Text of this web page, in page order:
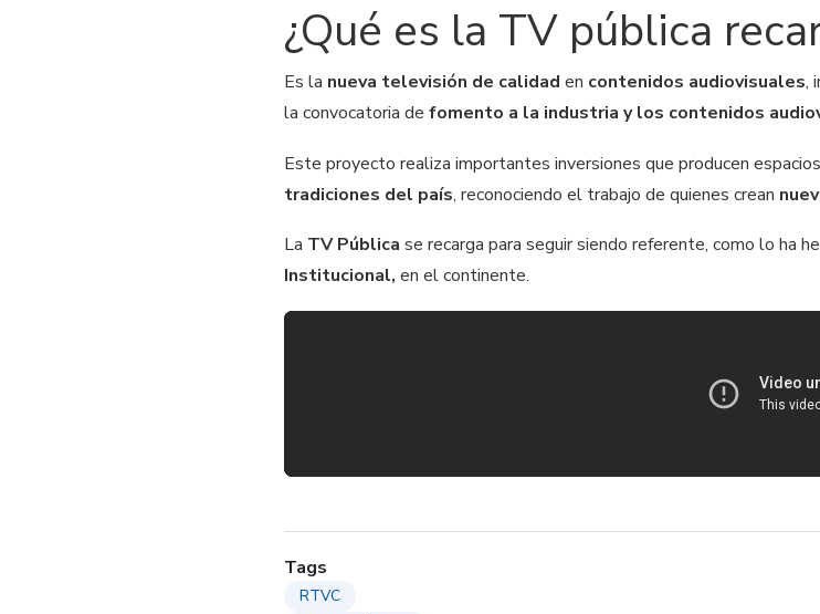
¿Qué es la TV pública
Es la nueva televisión de calidaden contenidos audiovisuales,
la convocatoria defomento a la industria y los contenidos
Este proyecto realiza importantes inversiones que producen
tradiciones del país, reconociendo el trabajo de quienes crean
La TV Pública se recarga para seguir siendo referente, como lo ha
Institucional, en el continente.
Tags
RTVC